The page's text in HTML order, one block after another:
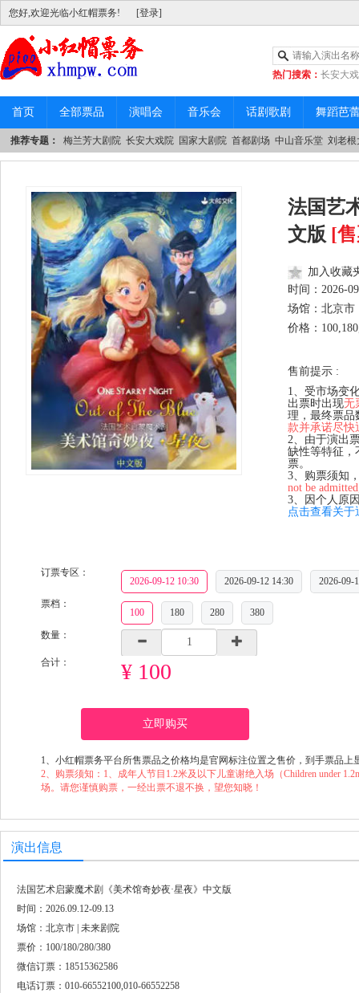
您好,欢迎光临小红帽票务! [登录]
热门搜索： 长安大
|中山音乐堂
首页 全部票品 演唱会 音乐会 话剧歌剧 舞蹈芭
推荐专题： 梅兰芳大剧院 长安大戏院 国家大剧院 首都剧场 中山音乐堂 刘老根
法国艺
文版 [
加入收藏
时间： 2026-
场馆：北京市
价格：
售前提示 :
1、受市场变
出票时出现无
理，最终票品
款并承诺尽快
2、由于演出
缺性等特征，
票。
3、购票须知
not be
3、因个人原
点击查看关于
订票专区：
2026-09-12 10:30 2026-09-12 14:30
2026-09-
票档：
100 180 280
380
数量：
合计： ¥ 100
立即购买
1、小红帽票务平台所售票品之价格均是官网标注位置之售价，到手票品
2、购票须知：1、成年人节目1.2米及以下儿童谢绝入场（Children under
场。请您谨慎购票，一经出票不退不换，望您知晓！
演出信息
法国艺术启蒙魔术剧《美术馆奇妙夜·星夜》中文版
时间：2026.09.12-09.13
场馆：北京市 | 未来剧院
票价：100/180/280/380
微信订票：18515362586
电话订票：010-66552100,010-66552258